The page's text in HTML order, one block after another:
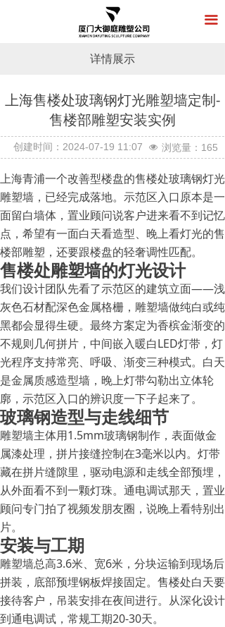
끀
新闻中心
工程案例
在线留言
联系我们
详情展示
上海售楼处玻璃钢灯光雕塑墙定制-
售楼部雕塑安装实例
按钮
创建时间： 2024-07-19 11:07 넶 浏览量： 165
上海青浦一个改善型楼盘的售楼处玻璃钢灯光
雕塑墙，已经完成落地。示范区入口原本是一
面留白墙体，置业顾问说客户进来看不到记忆
点，希望有一面白天看造型、晚上看灯光的售
楼部雕塑，还要跟楼盘的轻奢调性匹配。
售楼处雕塑墙的灯光设计
我们设计团队先看了示范区的建筑立面——浅
灰色石材配深色金属格栅，雕塑墙做纯白或纯
黑都会显得生硬。最终方案定为香槟金渐变的
不规则几何拼片，中间嵌入暖白LED灯带，灯
光程序支持常亮、呼吸、渐变三种模式。白天
是金属质感造型墙，晚上灯带勾勒出立体轮
廓，示范区入口的辨识度一下子起来了。
玻璃钢造型与走线细节
雕塑墙主体用1.5mm玻璃钢制作，表面做金
属漆处理，拼片接缝控制在3毫米以内。灯带
藏在拼片缝隙里，驱动电源和走线全部预埋，
从外面看不到一颗灯珠。通电调试那天，置业
顾问专门拍了视频发朋友圈，说晚上看特别出
片。
安装与工期
雕塑墙总高3.6米、宽6米，分块运输到现场后
拼装，底部预埋钢板焊接固定。售楼处白天要
接待客户，吊装安排在夜间进行。从深化设计
到通电调试，常规工期20-30天。